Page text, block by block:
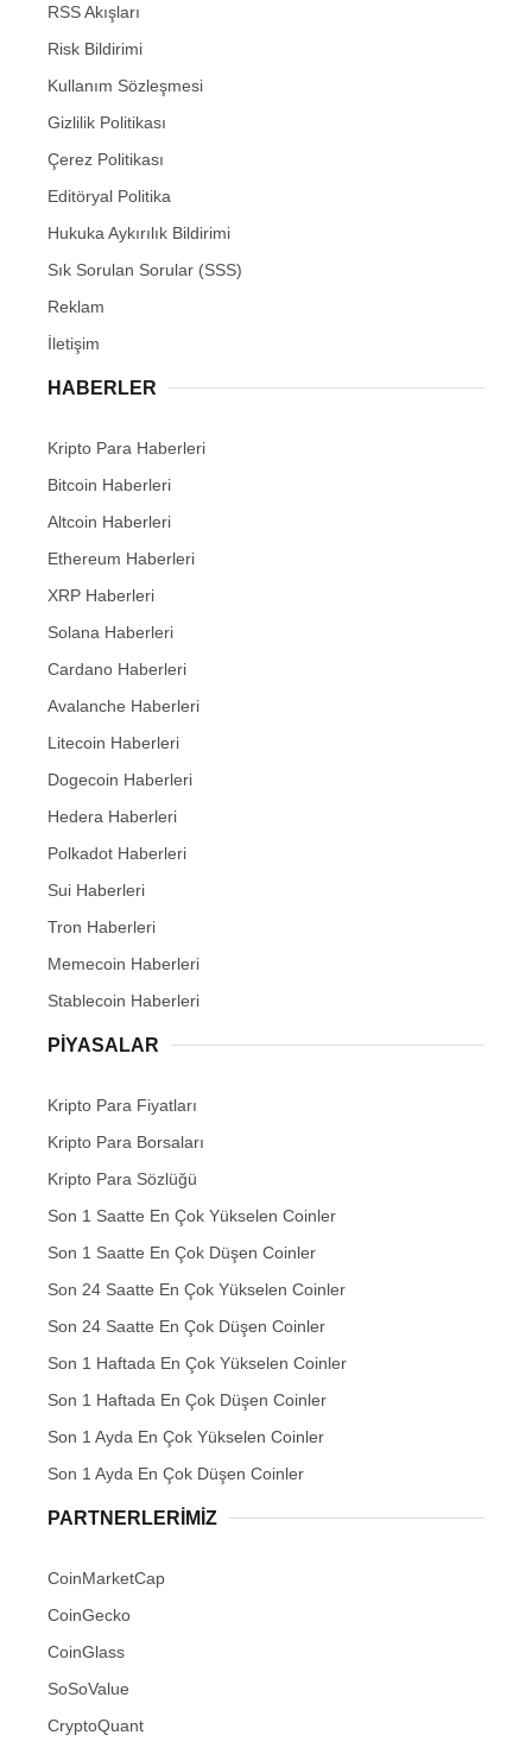
RSS Akışları
Risk Bildirimi
Kullanım Sözleşmesi
Gizlilik Politikası
Çerez Politikası
Editöryal Politika
Hukuka Aykırılık Bildirimi
Sık Sorulan Sorular (SSS)
Reklam
İletişim
HABERLER
Kripto Para Haberleri
Bitcoin Haberleri
Altcoin Haberleri
Ethereum Haberleri
XRP Haberleri
Solana Haberleri
Cardano Haberleri
Avalanche Haberleri
Litecoin Haberleri
Dogecoin Haberleri
Hedera Haberleri
Polkadot Haberleri
Sui Haberleri
Tron Haberleri
Memecoin Haberleri
Stablecoin Haberleri
PIYASALAR
Kripto Para Fiyatları
Kripto Para Borsaları
Kripto Para Sözlüğü
Son 1 Saatte En Çok Yükselen Coinler
Son 1 Saatte En Çok Düşen Coinler
Son 24 Saatte En Çok Yükselen Coinler
Son 24 Saatte En Çok Düşen Coinler
Son 1 Haftada En Çok Yükselen Coinler
Son 1 Haftada En Çok Düşen Coinler
Son 1 Ayda En Çok Yükselen Coinler
Son 1 Ayda En Çok Düşen Coinler
PARTNERLERIMIZ
CoinMarketCap
CoinGecko
CoinGlass
SoSoValue
CryptoQuant